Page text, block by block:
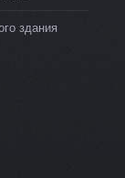
здания